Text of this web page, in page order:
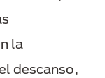
la
descanso,